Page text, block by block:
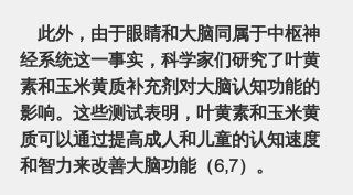
经系统这一事实，科学家们研究了叶黄
素和玉米黄质补充剂对大脑认知功能的
影响。这些测试表明，叶黄素和玉米黄
质可以通过提高成人和儿童的认知速度
和智力来改善大脑功能（6,7）。